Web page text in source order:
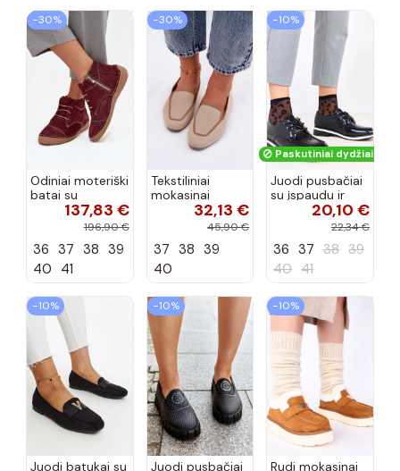
−30%
Odiniai moteriški
batai su
siūlėmis, pilies
tipo, Artiker
spalvos
137,83 €
196,90 €
36 37 38 39
40 41
−30%
Tekstiliniai
mokasinai
smėlio spalvos
32,13 €
45,90 €
37 38 39
40
−10%
Paskutiniai dydžiai!
Juodi pusbačiai
su įspaudu ir
kvadratiniu
priekiu Kerawa
20,10 €
22,34 €
36 37 38 39
40 41
−10%
Juodi batukai su
−10%
Juodi pusbačiai
−10%
Rudi mokasinai